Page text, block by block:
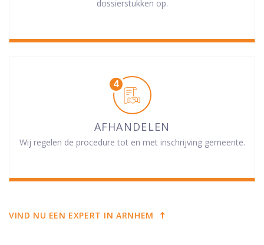
dossierstukken op.
AFHANDELEN
Wij regelen de procedure tot en met inschrijving gemeente.
VIND NU EEN EXPERT IN ARNHEM